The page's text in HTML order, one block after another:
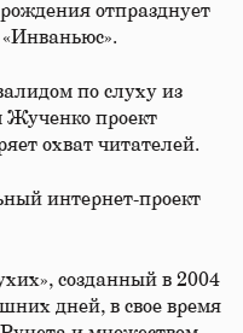
отпразднует
по слуху из
Жученко проект
охват читателей.
интернет-проект
созданный в 2004
дней, в свое время